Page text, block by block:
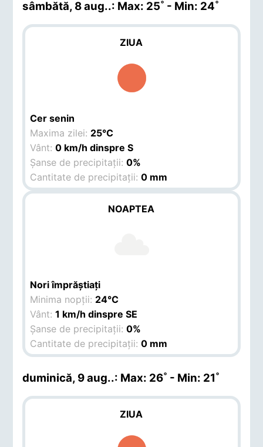
sâmbătă, 8 aug..: Max: 25˚ - Min: 24˚
ZIUA
Cer senin
Maxima zilei: 25°C
Vânt:0 km/h dinspre S
Șanse de precipitații:0%
Cantitate de precipitații:0 mm
NOAPTEA
Nori împrăștiați
Minima nopții: 24°C
Vânt:1 km/h dinspre SE
Șanse de precipitații:0%
Cantitate de precipitații:0 mm
duminică, 9 aug..: Max: 26˚ - Min: 21˚
ZIUA